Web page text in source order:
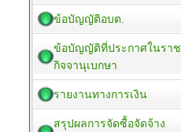
ข้อบัญญัติอบต.
ข้อบัญญัติที่ประกาศในราช
กิจจานุเบกษา
รายงานทางการเงิน
สรุปผลการจัดซื้อจัดจ้าง